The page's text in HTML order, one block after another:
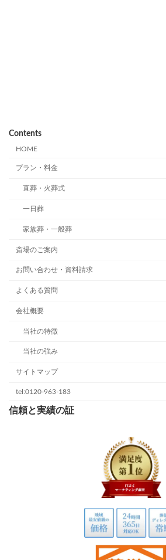
Contents
HOME
プラン・料金
直葬・火葬式
一日葬
家族葬・一般葬
斎場のご案内
お問い合わせ・資料請求
よくある質問
会社概要
当社の特徴
当社の強み
サイトマップ
tel:0120-963-183
信頼と実績の証